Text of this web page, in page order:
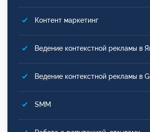
Контент маркетинг
Ведение контекстной рекламы в
Ведение контекстной рекламы в
SMM